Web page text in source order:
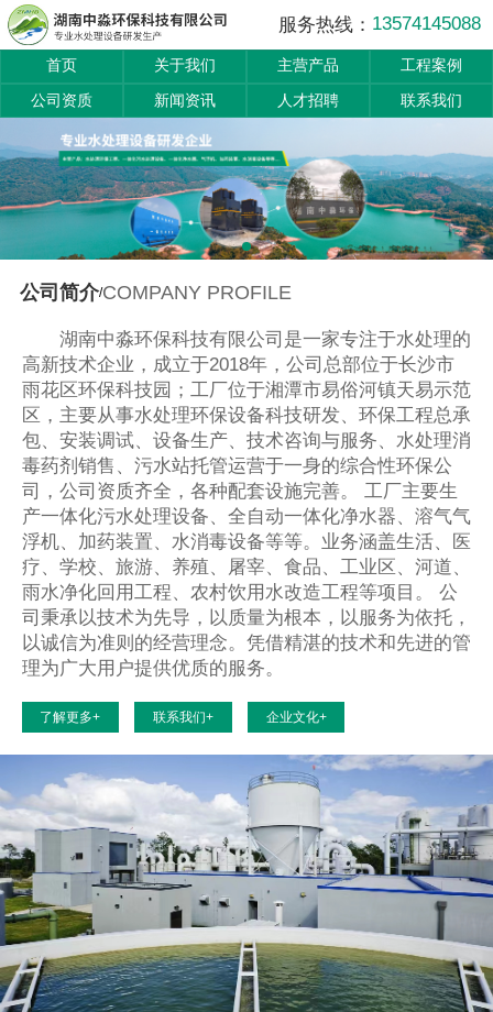
服务热线： 13574145088
首页 关于我们 主营产品
工程案例
公司资质
新闻资讯 人才招聘 联系我们
公司简介/COMPANY PROFILE
湖南中淼环保科技有限公司是一家专注于水处理的
高新技术企业，成立于2018年，公司总部位于长沙市
雨花区环保科技园；工厂位于湘潭市易俗河镇天易示范
区，主要从事水处理环保设备科技研发、环保工程总承
包、安装调试、设备生产、技术咨询与服务、水处理消
毒药剂销售、污水站托管运营于一身的综合性环保公
司，公司资质齐全，各种配套设施完善。 工厂主要生
产一体化污水处理设备、全自动一体化净水器、溶气气
浮机、加药装置、水消毒设备等等。业务涵盖生活、医
疗、学校、旅游、养殖、屠宰、食品、工业区、河道、
雨水净化回用工程、农村饮用水改造工程等项目。 公
司秉承以技术为先导，以质量为根本，以服务为依托，
以诚信为准则的经营理念。凭借精湛的技术和先进的管
理为广大用户提供优质的服务。
了解更多+ 联系我们+ 企业文化+